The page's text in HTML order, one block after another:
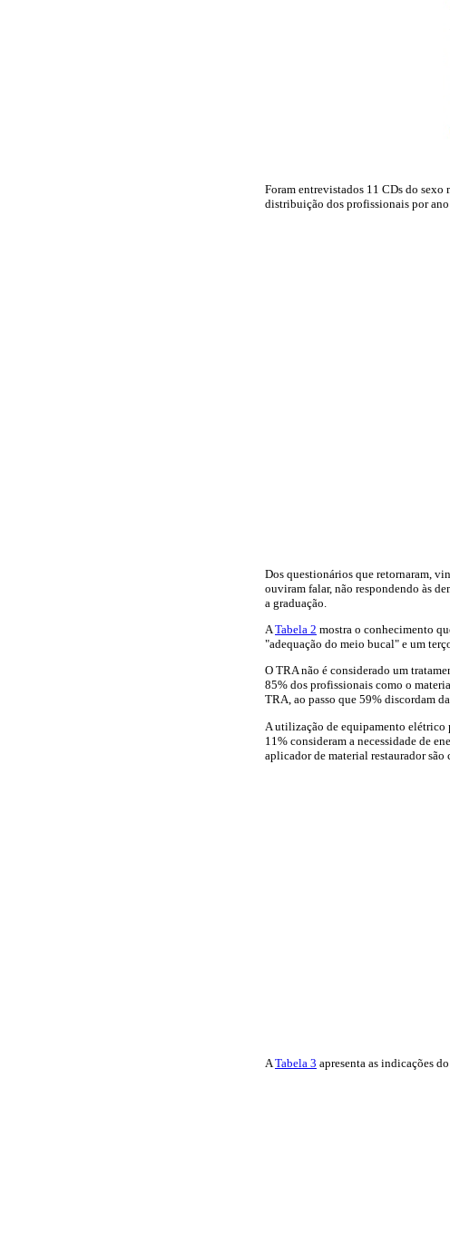
Foram entrevistados 11 CDs do
distribuição dos profissionais por
Dos questionários que retornaram,
ouviram falar, não respondendo às
a graduação.
ATabela 2 mostra o conhecimento
"adequação do meio bucal" e um
O TRA não é considerado um
85% dos profissionais como o
TRA, ao passo que 59% discordam
A utilização de equipamento elétrico
11% consideram a necessidade de
aplicador de material restaurador são
A Tabela 3 apresenta as indicações